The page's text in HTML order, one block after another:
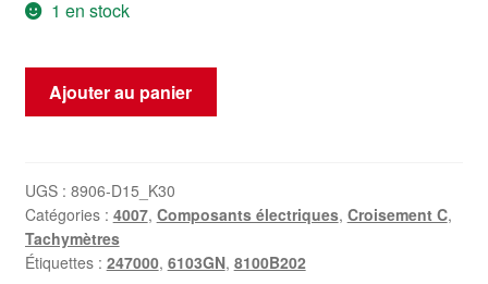
1 en stock
quantité
247000
km
Citroën
C-
Ajouter au panier
UGS : 8906-D15_K30
Catégories : 4007, Composants électriques, Croisement C,
Tachymètres
Étiquettes : 247000, 6103GN, 8100B202